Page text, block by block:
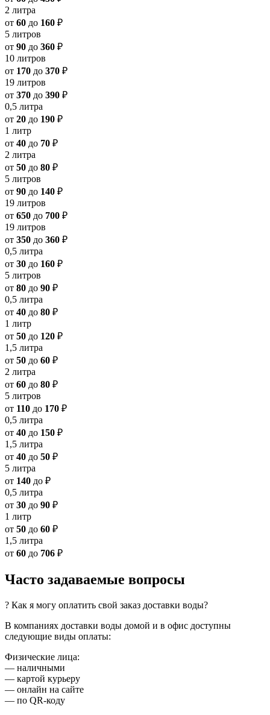
2 литра
от 60 до 160 ₽
5 литров
от 90 до 360 ₽
10 литров
от 170 до 370 ₽
19 литров
от 370 до 390 ₽
0,5 литра
от 20 до 190 ₽
1 литр
от 40 до 70 ₽
2 литра
от 50 до 80 ₽
5 литров
от 90 до 140 ₽
19 литров
от 650 до 700 ₽
19 литров
от 350 до 360 ₽
0,5 литра
от 30 до 160 ₽
5 литров
от 80 до 90 ₽
0,5 литра
от 40 до 80 ₽
1 литр
от 50 до 120 ₽
1,5 литра
от 50 до 60 ₽
2 литра
от 60 до 80 ₽
5 литров
от 110 до 170 ₽
0,5 литра
от 40 до 150 ₽
1,5 литра
от 40 до 50 ₽
5 литра
от 140 до ₽
0,5 литра
от 30 до 90 ₽
1 литр
от 50 до 60 ₽
1,5 литра
от 60 до 706 ₽
Часто задаваемые вопросы
? Как я могу оплатить свой заказ доставки воды?
В компаниях доставки воды домой и в офис доступны
следующие виды оплаты:
Физические лица:
— наличными
— картой курьеру
— онлайн на сайте
— по QR-коду